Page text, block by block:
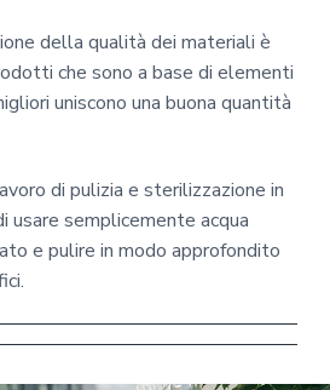
della qualità dei materiali è
che sono a base di elementi
uniscono una buona quantità
di pulizia e sterilizzazione in
usare semplicemente acqua
e pulire in modo approfondito